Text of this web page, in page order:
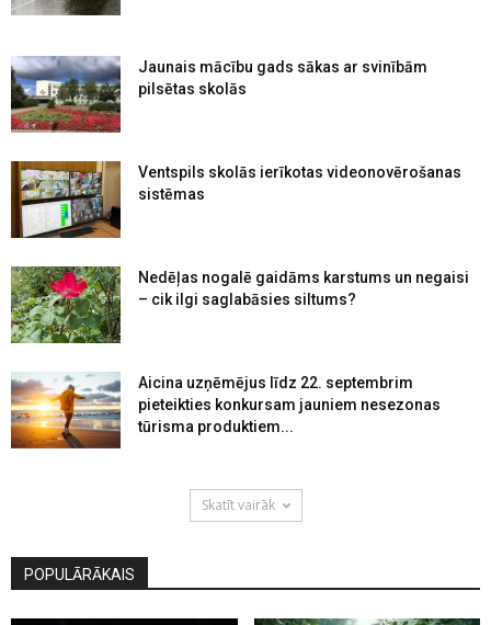
Jaunais mācību gads sākas ar svinībām
pilsētas skolās
Ventspils skolās ierīkotas videonovērošanas
sistēmas
Nedēļas nogalē gaidāms karstums un negaisi
– cik ilgi saglabāsies siltums?
Aicina uzņēmējus līdz 22. septembrim
pieteikties konkursam jauniem nesezonas
tūrisma produktiem...
Skatīt vairāk
POPULĀRĀKAIS